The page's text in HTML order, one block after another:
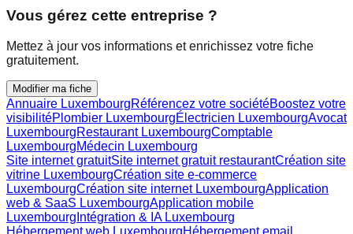
Vous gérez cette entreprise ?
Mettez à jour vos informations et enrichissez votre fiche
gratuitement.
Modifier ma fiche
Annuaire LuxembourgRéférencez votre sociétéBoostez votre
visibilitéPlombier LuxembourgÉlectricien LuxembourgAvocat
LuxembourgRestaurant LuxembourgComptable
LuxembourgMédecin Luxembourg
Site internet gratuitSite internet gratuit restaurantCréation site
vitrine LuxembourgCréation site e-commerce
LuxembourgCréation site internet LuxembourgApplication
web & SaaS LuxembourgApplication mobile
Luxembourg Intégration & IA Luxembourg
Hébergement web LuxembourgHébergement email